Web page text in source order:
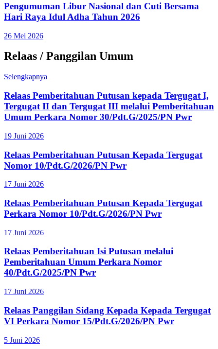
Pengumuman Libur Nasional dan Cuti Bersama
Hari Raya Idul Adha Tahun 2026
26 Mei 2026
Relaas / Panggilan Umum
Selengkapnya
Relaas Pemberitahuan Putusan kepada Tergugat I,
Tergugat II dan Tergugat III melalui Pemberitahuan
Umum Perkara Nomor 30/Pdt.G/2025/PN Pwr
19 Juni 2026
Relaas Pemberitahuan Putusan Kepada Tergugat
Nomor 10/Pdt.G/2026/PN Pwr
17 Juni 2026
Relaas Pemberitahuan Putusan Kepada Tergugat
Perkara Nomor 10/Pdt.G/2026/PN Pwr
17 Juni 2026
Relaas Pemberitahuan Isi Putusan melalui
Pemberitahuan Umum Perkara Nomor
40/Pdt.G/2025/PN Pwr
17 Juni 2026
Relaas Panggilan Sidang Kepada Kepada Tergugat
VI Perkara Nomor 15/Pdt.G/2026/PN Pwr
5 Juni 2026